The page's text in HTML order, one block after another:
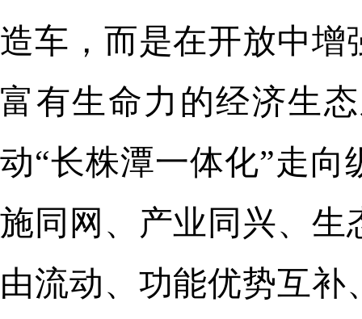
造车，而是在开放中
富有生命力的经济生
动“长株潭一体化”走
施同网、产业同兴、生
由流动、功能优势互